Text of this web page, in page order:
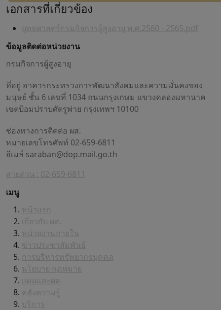
เอกสารที่เกี่ยวข้อง
ยุทธศาสตร์กรมกิจการผู้สูงอายุ พ.ศ.2560 - 2565.pdf
ข้อมูลติดต่อหน่วยงาน
กรมกิจการผู้สูงอายุ
ที่อยู่ อาคารกระทรวงการพัฒนาสังคมและความมั่นคงของ
มนุษย์ ชั้น 6 เลขที่ 1034 ถนนกรุงเกษม แขวงคลองมหานาค
เขตป้อมปราบศัตรูพ่าย กรุงเทพฯ 10100
ช่องทางการติดต่อ ผส.
หมายเลขโทรศัพท์ 02-659-6811
อีเมล์ saraban@dop.mail.go.th
สายด่วน : 02-659-6811
เมนู
หน้าแรก
เกี่ยวกับ ผส.
หน่วยงานภายใน
ข่าวประชาสัมพันธ์
การบริหารทรัพยากรบุคคล
นโยบาย กฎหมาย
แผนและผล
คลังความรู้
บริการ